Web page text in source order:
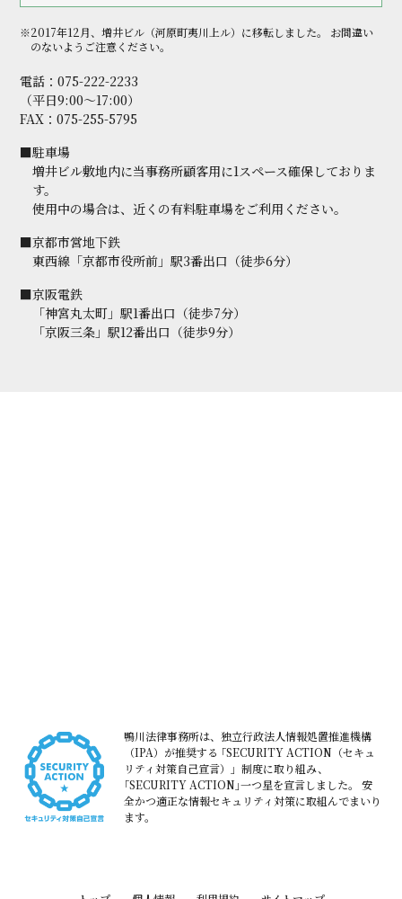
※2017年12月、増井ビル（河原町夷川上ル）に移転しました。
お間違い
のないようご注意ください。
電話：075-222-2233
（平日9:00～17:00）
FAX：075-255-5795
■駐車場
増井ビル敷地内に当事務所顧客用に1スペース確保しておりま
す。
使用中の場合は、近くの有料駐車場をご利用ください。
■京都市営地下鉄
東西線「京都市役所前」駅3番出口（徒歩6分）
■京阪電鉄
「神宮丸太町」駅1番出口（徒歩7分）
「京阪三条」駅12番出口（徒歩9分）
鴨川法律事務所は、独立行政法人情報処置推進機構
（IPA）が推奨する ｢SECURITY ACTION（セキュ
リティ対策自己宣言）」制度に取り組み、
｢SECURITY ACTION｣一つ星を宣言しました。
安
全かつ適正な情報セキュリティ対策に取組んでまいり
ます。